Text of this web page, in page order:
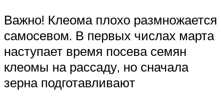
Важно! Клеома плохо размножается
самосевом. В первых числах марта
наступает время посева семян
клеомы на рассаду, но сначала
зерна подготавливают